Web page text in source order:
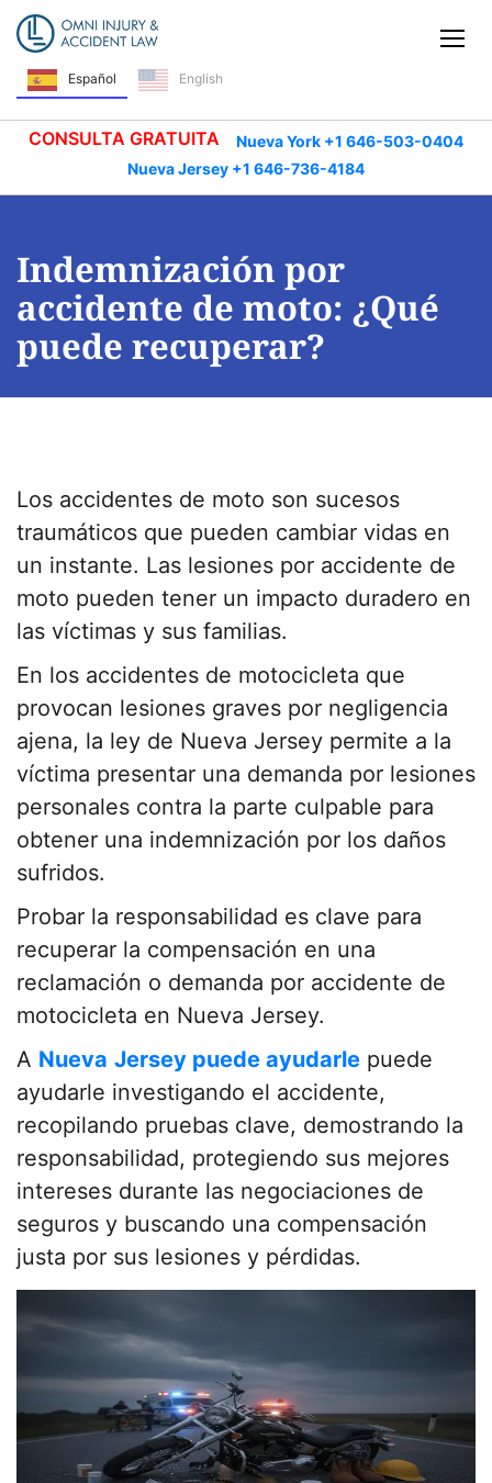
Saltar navegación
Español English
CONSULTA GRATUITA
Nueva York +1 646-503-0404
Nueva Jersey +1 646-736-4184
Indemnización por
accidente de moto: ¿Qué
puede recuperar?
Los accidentes de moto son sucesos
traumáticos que pueden cambiar vidas en
un instante. Las lesiones por accidente de
moto pueden tener un impacto duradero en
las víctimas y sus familias.
En los accidentes de motocicleta que
provocan lesiones graves por negligencia
ajena, la ley de Nueva Jersey permite a la
víctima presentar una demanda por lesiones
personales contra la parte culpable para
obtener una indemnización por los daños
sufridos.
Probar la responsabilidad es clave para
recuperar la compensación en una
reclamación o demanda por accidente de
motocicleta en Nueva Jersey.
A Nueva Jersey puede ayudarle puede
ayudarle investigando el accidente,
recopilando pruebas clave, demostrando la
responsabilidad, protegiendo sus mejores
intereses durante las negociaciones de
seguros y buscando una compensación
justa por sus lesiones y pérdidas.